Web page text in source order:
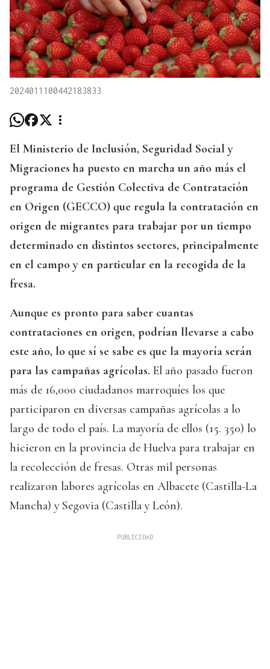
2024011100442183833
El Ministerio de Inclusión, Seguridad Social y
Migraciones ha puesto en marcha un año más el
programa de Gestión Colectiva de Contratación
en Origen (GECCO) que regula la contratación en
origen de migrantes para trabajar por un tiempo
determinado en distintos sectores, principalmente
en el campo y en particular en la recogida de la
fresa.
Aunque es pronto para saber cuantas
contrataciones en origen, podrían llevarse a cabo
este año, lo que sí se sabe es que la mayoría serán
para las campañas agrícolas. El año pasado fueron
más de 16,000 ciudadanos marroquíes los que
participaron en diversas campañas agrícolas a lo
largo de todo el país. La mayoría de ellos (15. 350) lo
hicieron en la provincia de Huelva para trabajar en
la recolección de fresas. Otras mil personas
realizaron labores agrícolas en Albacete (Castilla-La
Mancha) y Segovia (Castilla y León).